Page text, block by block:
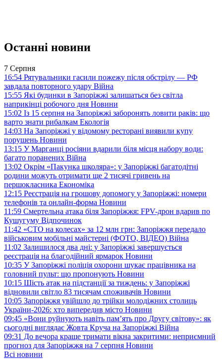
Останні новини
7 Серпня
16:54 Рятувальники гасили пожежу після обстрілу — РФ
завдала повторного удару Війна
15:55 Які будинки в Запоріжжі залишаться без світла
наприкінці робочого дня Новини
15:02 Із 15 серпня на Запоріжжі заборонять ловити раків: що
варто знати рибалкам Екологія
14:03 На Запоріжжі у відомому ресторані виявили купу
порушень Новини
13:15 У Марганці росіяни вдарили біля місця набору води:
багато поранених Війна
13:02 Окрім «Пакунка школяра»: у Запоріжжі багатодітні
родини можуть отримати ще 2 тисячі гривень на
першокласника Економіка
12:15 Реєстрація на грошову допомогу у Запоріжжі: номери
телефонів та онлайн-форма Новини
11:59 Смертельна атака біля Запоріжжя: FPV-дрон вдарив по
Кушугуму Відпочинок
11:42 «СТО на колесах» за 12 млн грн: Запоріжжя передало
військовим мобільні майстерні (ФОТО, ВІДЕО) Війна
11:02 Залишилося два дні: у Запоріжжі завершується
реєстрація на благодійний ярмарок Новини
10:35 У Запоріжжі поліція охорони шукає працівника на
головний пульт: що пропонують Новини
10:15 Шість атак на підстанції за тиждень: у Запоріжжі
відновили світло 83 тисячам споживачів Новини
10:05 Запоріжжя увійшло до трійки молодіжних столиць
України-2026: хто випередив місто Новини
09:45 «Вони руйнують навіть пам’ять про Другу світову»: як
сьогодні виглядає Жовта Круча на Запоріжжі Війна
09:31 До вечора краще тримати вікна закритими: неприємний
прогноз для Запоріжжя на 7 серпня Новини
Всі новини